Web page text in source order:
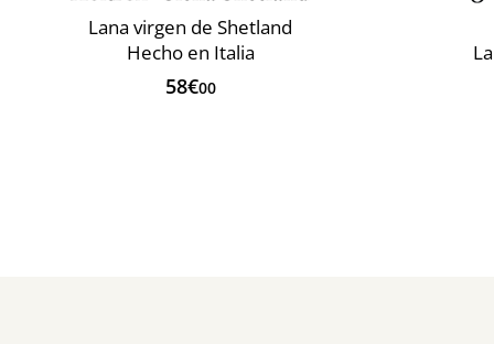
Lana virgen de Shetland
Hecho en Italia
58€00